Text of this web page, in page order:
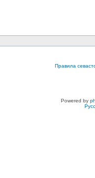
Правила
Powered by